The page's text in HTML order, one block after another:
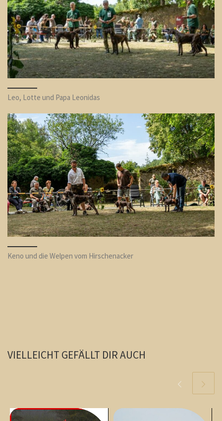
Leo, Lotte und Papa Leonidas
Keno und die Welpen vom Hirschenacker
VIELLEICHT GEFÄLLT DIR AUCH